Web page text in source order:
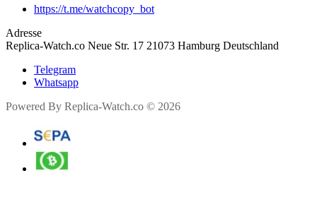
https://t.me/watchcopy_bot
Adresse
Replica-Watch.co Neue Str. 17 21073 Hamburg Deutschland
Telegram
Whatsapp
Powered By Replica-Watch.co © 2026